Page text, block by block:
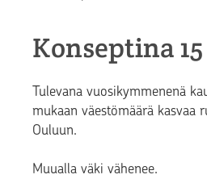
Konseptina
Tulevana vuosikymmenenä
mukaan väestömäärä kasvaa
Ouluun.
Muualla väki vähenee.